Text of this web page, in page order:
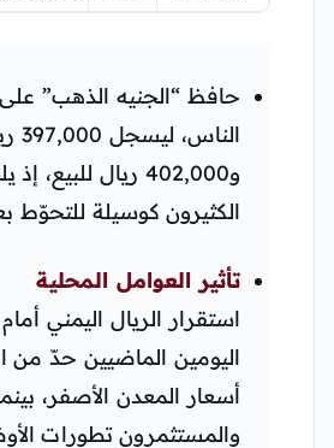
حافظ “الجنيه الذهب” على
و402,000 ريال للبيع،
الكثيرون كوسيلة للتحوّط
تأثير العوامل المحلية
استقرار الريال اليمني
اليومين الماضيين حدّ من
أسعار المعدن الأصفر،
والمستثمرون تطورات